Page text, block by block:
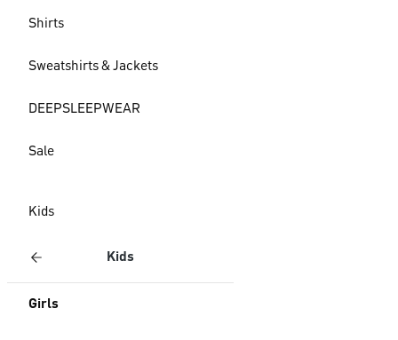
Shirts
Sweatshirts & Jackets
DEEPSLEEPWEAR
Sale
Kids
Kids
Girls